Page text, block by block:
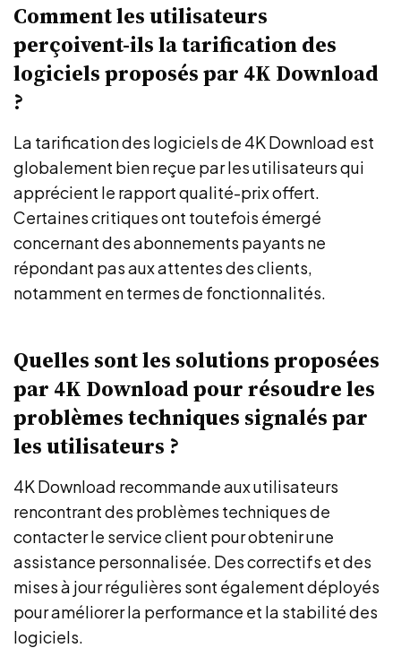
Comment les utilisateurs
perçoivent-ils la tarification des
logiciels proposés par 4K Download
?
La tarification des logiciels de 4K Download est
globalement bien reçue par les utilisateurs qui
apprécient le rapport qualité-prix offert.
Certaines critiques ont toutefois émergé
concernant des abonnements payants ne
répondant pas aux attentes des clients,
notamment en termes de fonctionnalités.
Quelles sont les solutions proposées
par 4K Download pour résoudre les
problèmes techniques signalés par
les utilisateurs ?
4K Download recommande aux utilisateurs
rencontrant des problèmes techniques de
contacter le service client pour obtenir une
assistance personnalisée. Des correctifs et des
mises à jour régulières sont également déployés
pour améliorer la performance et la stabilité des
logiciels.